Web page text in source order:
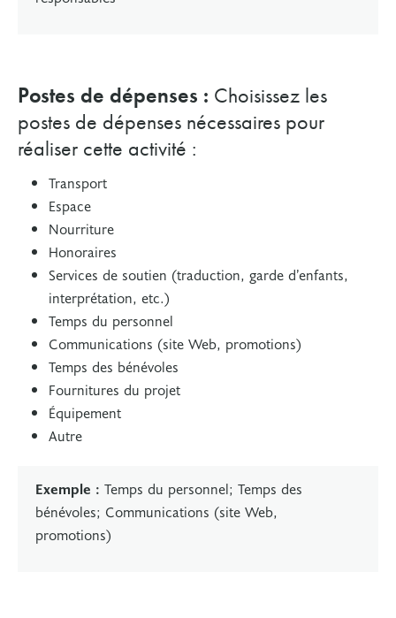
Postes de dépenses : Choisissez les
postes de dépenses nécessaires pour
réaliser cette activité :
Transport
Espace
Nourriture
Honoraires
Services de soutien (traduction, garde d’enfants,
interprétation, etc.)
Temps du personnel
Communications (site Web, promotions)
Temps des bénévoles
Fournitures du projet
Équipement
Autre
Exemple : Temps du personnel; Temps des
bénévoles; Communications (site Web,
promotions)